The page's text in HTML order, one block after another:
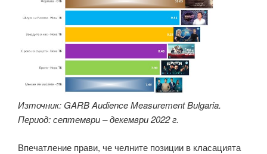
Източник: GARB Audience Measurement Bulgaria.
Период: септември – декември 2022 г.
Впечатление прави, че челните позиции в класацията